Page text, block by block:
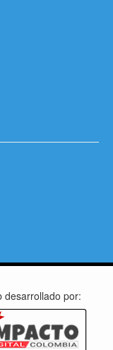
desarrollado por: